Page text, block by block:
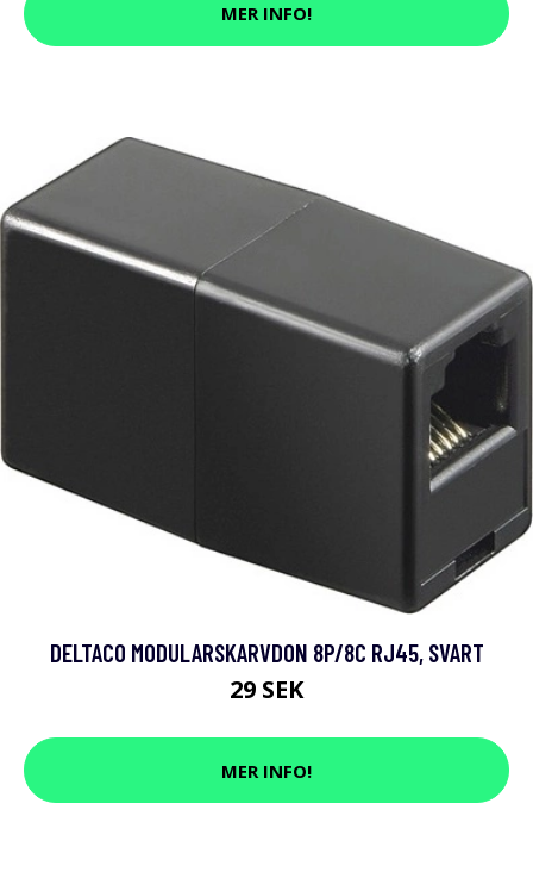
MER INFO!
DELTACO MODULARSKARVDON 8P/8C RJ45, SVART
29 SEK
MER INFO!